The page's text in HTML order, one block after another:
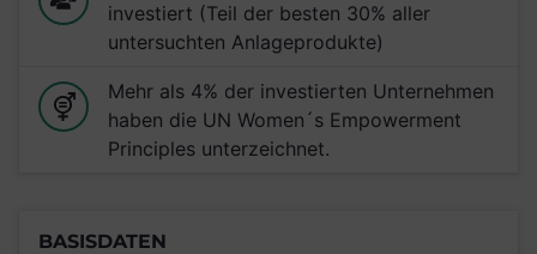
investiert (Teil der besten 30% aller
untersuchten Anlageprodukte)
Mehr als 4% der investierten Unternehmen
haben die UN Women´s Empowerment
Principles unterzeichnet.
BASISDATEN